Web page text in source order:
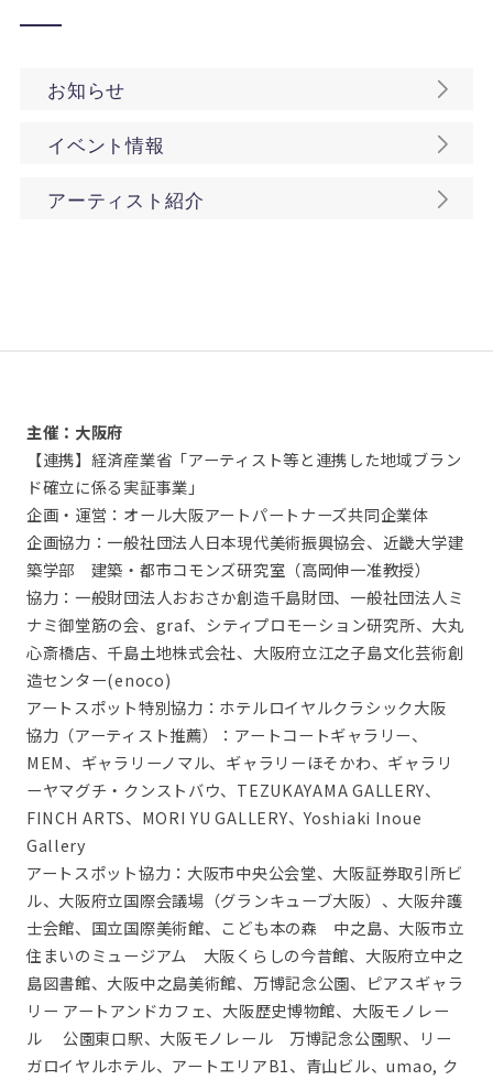
お知らせ
イベント情報
アーティスト紹介
主催：大阪府
【連携】経済産業省「アーティスト等と連携した地域ブラン
ド確立に係る実証事業」
企画・運営：オール大阪アートパートナーズ共同企業体
企画協力：一般社団法人日本現代美術振興協会、近畿大学建
築学部 建築・都市コモンズ研究室（高岡伸一准教授）
協力：一般財団法人おおさか創造千島財団、一般社団法人ミ
ナミ御堂筋の会、graf、シティプロモーション研究所、大丸
心斎橋店、千島土地株式会社、大阪府立江之子島文化芸術創
造センター(enoco)
アートスポット特別協力：ホテルロイヤルクラシック大阪
協力（アーティスト推薦）：アートコートギャラリー、
MEM、ギャラリーノマル、ギャラリーほそかわ、ギャラリ
ーヤマグチ・クンストバウ、TEZUKAYAMA GALLERY、
FINCH ARTS、MORI YU GALLERY、Yoshiaki Inoue
Gallery
アートスポット協力：大阪市中央公会堂、大阪証券取引所ビ
ル、大阪府立国際会議場（グランキューブ大阪）、大阪弁護
士会館、国立国際美術館、こども本の森 中之島、大阪市立
住まいのミュージアム 大阪くらしの今昔館、大阪府立中之
島図書館、大阪中之島美術館、万博記念公園、ピアスギャラ
リー アートアンドカフェ、大阪歴史博物館、大阪モノレー
ル 公園東口駅、大阪モノレール 万博記念公園駅、リー
ガロイヤルホテル、アートエリアB1、青山ビル、umao, ク